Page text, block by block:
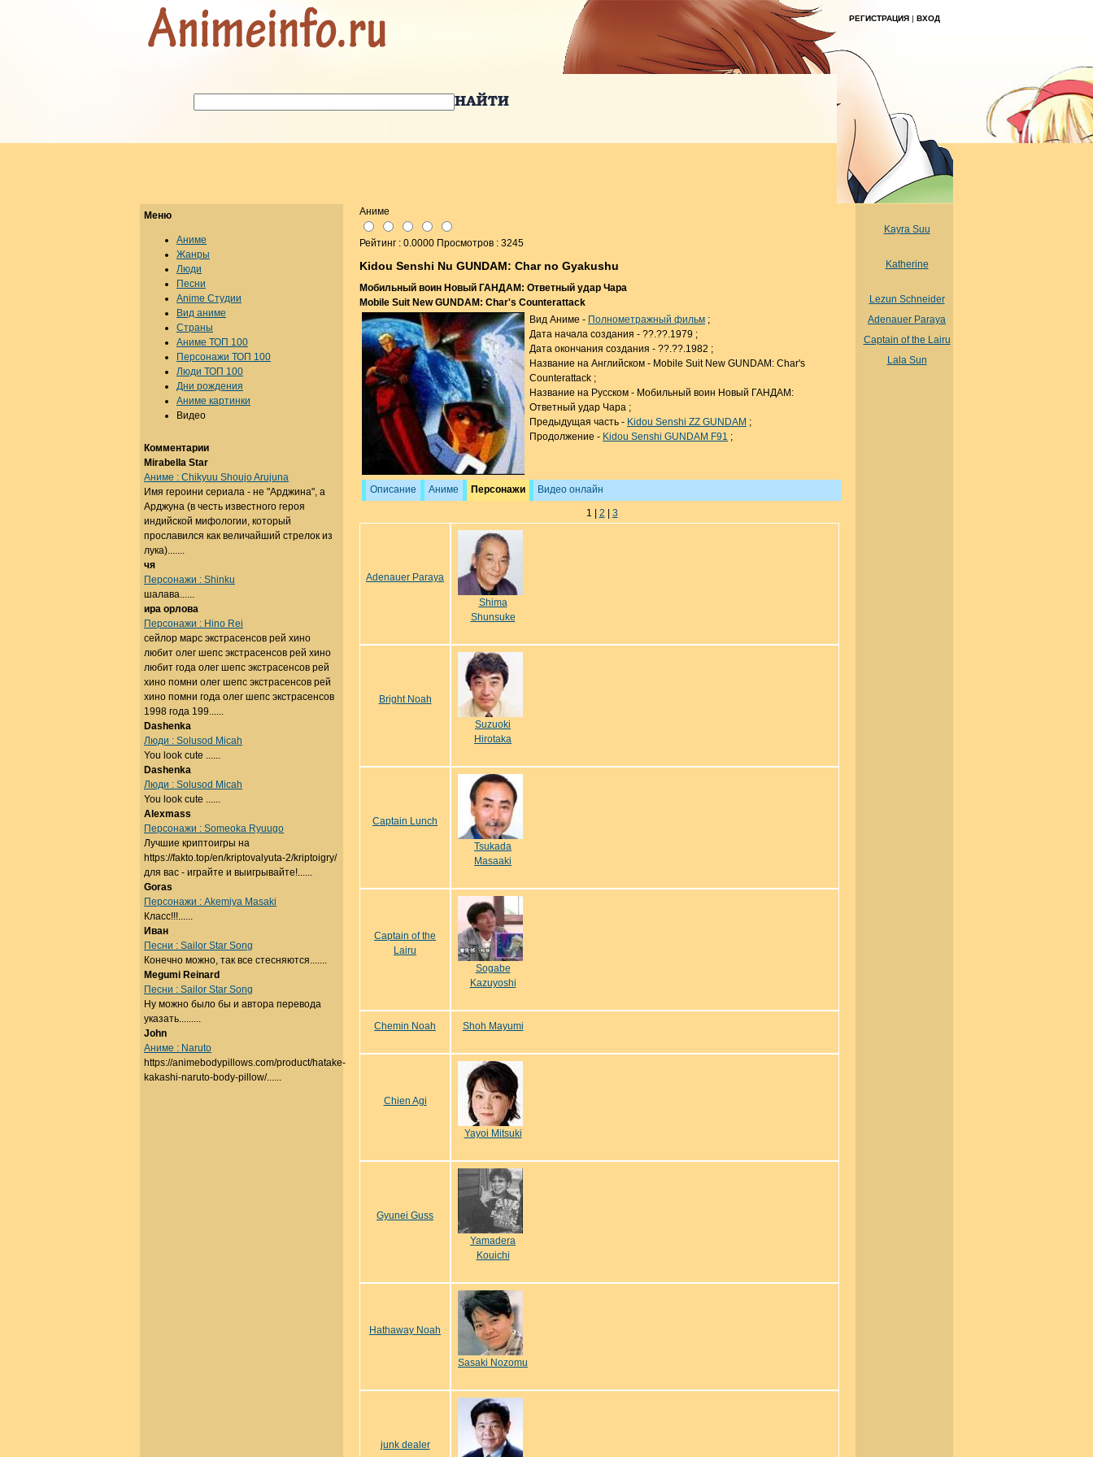
РЕГИСТРАЦИЯ | ВХОД
Аниме
Рейтинг : 0.0000 Просмотров : 3245
Kidou Senshi Nu GUNDAM: Char no Gyakushu
Мобильный воин Новый ГАНДАМ: Ответный удар Чара
Mobile Suit New GUNDAM: Char's Counterattack
Вид Аниме - Полнометражный фильм ;
Дата начала создания - ??.??.1979 ;
Дата окончания создания - ??.??.1982 ;
Название на Английском - Mobile Suit New GUNDAM: Char's
Counterattack ;
Название на Русском - Мобильный воин Новый ГАНДАМ:
Ответный удар Чара ;
Предыдущая часть - Kidou Senshi ZZ GUNDAM ;
Продолжение - Kidou Senshi GUNDAM F91 ;
Описание Аниме Персонажи Видео онлайн
1 | 2 3
Adenauer Paraya
Shima
Shunsuke
Bright Noah
Suzuoki
Hirotaka
Captain Lunch
Tsukada
Masaaki
Captain of the
Lairu
Sogabe
Kazuyoshi
Chemin Noah Shoh Mayumi
Chien Agi
Yayoi Mitsuki
Gyunei Guss
Yamadera
Kouichi
Hathaway Noah
Sasaki Nozomu
junk dealer
Меню
Аниме
Жанры
Люди
Песни
Anime Студии
Вид аниме
Страны
Аниме ТОП 100
Персонажи ТОП 100
Люди ТОП 100
Дни рождения
Аниме картинки
Видео
Комментарии
Mirabella Star
Аниме : Chikyuu Shoujo Arujuna
Имя героини сериала - не "Арджина", а
Арджуна (в честь известного героя
индийской мифологии, который
прославился как величайший стрелок из
лука).......
чя
Персонажи : Shinku
шалава......
ира орлова
Персонажи : Hino Rei
сейлор марс экстрасенсов рей хино
любит олег шепс экстрасенсов рей хино
любит года олег шепс экстрасенсов рей
хино помни олег шепс экстрасенсов рей
хино помни года олег шепс экстрасенсов
1998 года 199......
Dashenka
Люди : Solusod Micah
You look cute ......
Dashenka
Люди : Solusod Micah
You look cute ......
Alexmass
Персонажи : Someoka Ryuugo
Лучшие криптоигры на
https://fakto.top/en/kriptovalyuta-2/kriptoigry/
для вас - играйте и выигрывайте!......
Goras
Персонажи : Akemiya Masaki
Класс!!!......
Иван
Песни : Sailor Star Song
Конечно можно, так все стесняются.......
Megumi Reinard
Песни : Sailor Star Song
Ну можно было бы и автора перевода
указать.........
John
Аниме : Naruto
https://animebodypillows.com/product/hatake-
kakashi-naruto-body-pillow/......
Kayra Suu
Katherine
Lezun Schneider
Adenauer Paraya
Captain of the Lairu
Lala Sun